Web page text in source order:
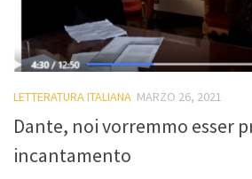
LETTERATURA ITALIANA MARZO 26, 2021
Dante, noi vorremmo esser
incantamento